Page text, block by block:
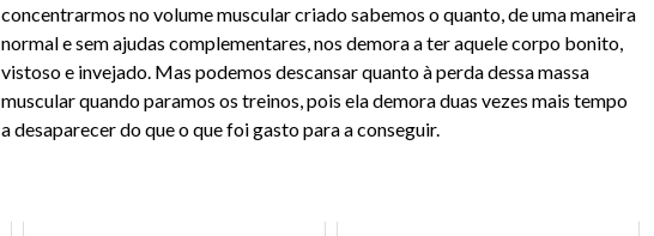
concentrarmos no volume muscular criado sabemos o quanto, de uma maneira
normal e sem ajudas complementares, nos demora a ter aquele corpo bonito,
vistoso e invejado. Mas podemos descansar quanto à perda dessa massa
muscular quando paramos os treinos, pois ela demora duas vezes mais tempo
a desaparecer do que o que foi gasto para a conseguir.